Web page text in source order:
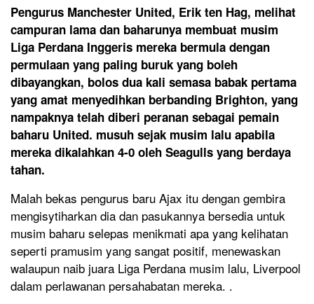
Pengurus Manchester United, Erik ten Hag, melihat
campuran lama dan baharunya membuat musim
Liga Perdana Inggeris mereka bermula dengan
permulaan yang paling buruk yang boleh
dibayangkan, bolos dua kali semasa babak pertama
yang amat menyedihkan berbanding Brighton, yang
nampaknya telah diberi peranan sebagai pemain
baharu United. musuh sejak musim lalu apabila
mereka dikalahkan 4-0 oleh Seagulls yang berdaya
tahan.
Malah bekas pengurus baru Ajax itu dengan gembira
mengisytiharkan dia dan pasukannya bersedia untuk
musim baharu selepas menikmati apa yang kelihatan
seperti pramusim yang sangat positif, menewaskan
walaupun naib juara Liga Perdana musim lalu, Liverpool
dalam perlawanan persahabatan mereka. .